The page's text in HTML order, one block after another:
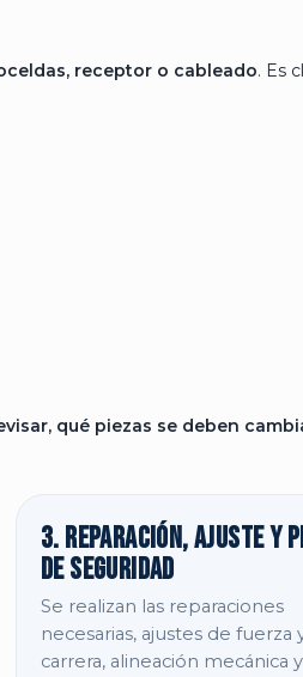
receptor o cableado. Es
qué piezas se deben
3. Reparación, ajuste y
de seguridad
Se realizan las reparaciones
necesarias, ajustes de fuerza
carrera, alineación mecánica y